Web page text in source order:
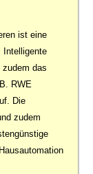
ist eine
Intelligente
das
RWE
Die
zudem